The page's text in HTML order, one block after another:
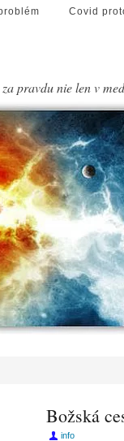
Covid
pravdu nie len v
Božská
info